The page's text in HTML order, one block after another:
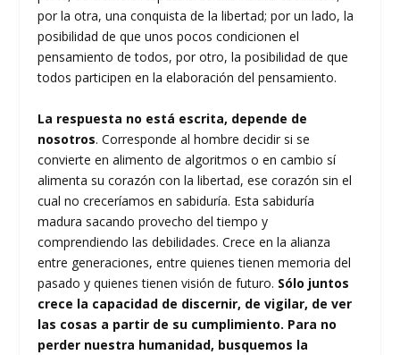
por la otra, una conquista de la libertad; por un lado, la
posibilidad de que unos pocos condicionen el
pensamiento de todos, por otro, la posibilidad de que
todos participen en la elaboración del pensamiento.
La respuesta no está escrita, depende de
nosotros. Corresponde al hombre decidir si se
convierte en alimento de algoritmos o en cambio sí
alimenta su corazón con la libertad, ese corazón sin el
cual no creceríamos en sabiduría. Esta sabiduría
madura sacando provecho del tiempo y
comprendiendo las debilidades. Crece en la alianza
entre generaciones, entre quienes tienen memoria del
pasado y quienes tienen visión de futuro. Sólo juntos
crece la capacidad de discernir, de vigilar, de ver
las cosas a partir de su cumplimiento. Para no
perder nuestra humanidad, busquemos la